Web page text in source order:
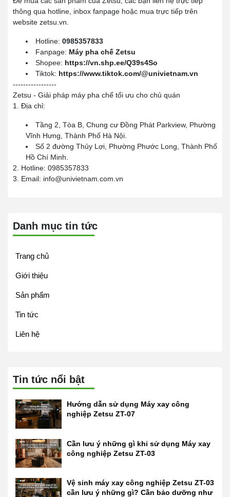
thông qua hotline, inbox fanpage hoặc mua trực tiếp trên
website zetsu.vn.
Hotline: 0985357833
Fanpage: Máy pha chế Zetsu
Shopee: https://vn.shp.ee/Q39s4So
Tiktok: https://www.tiktok.com/@univietnam.vn
-----------------
Zetsu - Giải pháp máy pha chế tối ưu cho chủ quán
1. Địa chỉ:
Tầng 2, Tòa B, Chung cư Đồng Phát Parkview, Phường
Vĩnh Hưng, Thành Phố Hà Nội.
Số 2 đường Thủy Lợi, Phường Phước Long, Thành Phố
Hồ Chí Minh.
2. Hotline: 0985357833
3. Email: info@univietnam.com.vn
Danh mục tin tức
Trang chủ
Giới thiệu
Sản phẩm
Tin tức
Liên hệ
Tin tức nổi bật
Hướng dẫn sử dụng Máy xay công
nghiệp Zetsu ZT-07
Cần lưu ý những gì khi sử dụng Máy xay
công nghiệp Zetsu ZT-03
Vệ sinh máy xay công nghiệp Zetsu ZT-03
cần lưu ý những gì? Cần bảo dưỡng như